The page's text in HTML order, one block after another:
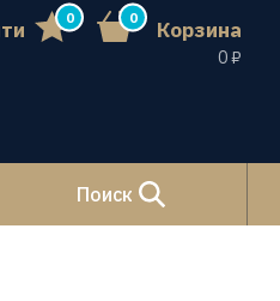
0 0 Корзина
0 ₽
Поиск